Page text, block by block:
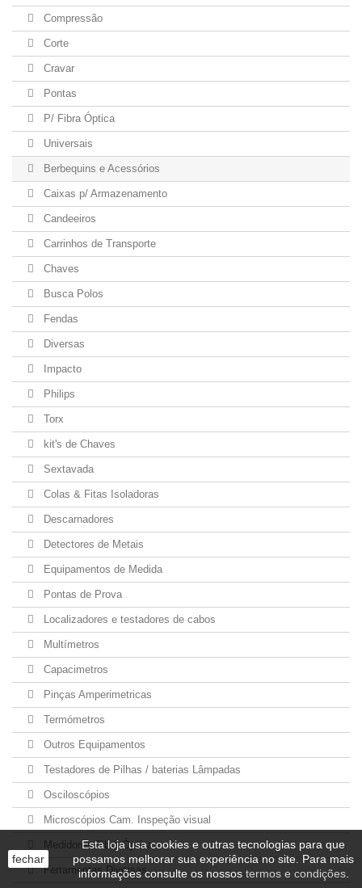
Compressão
Corte
Cravar
Pontas
P/ Fibra Óptica
Universais
Berbequins e Acessórios
Caixas p/ Armazenamento
Candeeiros
Carrinhos de Transporte
Chaves
Busca Polos
Fendas
Diversas
Impacto
Philips
Torx
kit's de Chaves
Sextavada
Colas & Fitas Isoladoras
Descarnadores
Detectores de Metais
Equipamentos de Medida
Pontas de Prova
Localizadores e testadores de cabos
Multímetros
Capacimetros
Pinças Amperimetricas
Termómetros
Outros Equipamentos
Testadores de Pilhas / baterias Lâmpadas
Osciloscópios
Microscópios Cam. Inspeção visual
Medidores Fibra Óptica
Ferramentas Diversas
fechar
Esta loja usa cookies e outras tecnologias para que
possamos melhorar sua experiência no site. Para mais
informações consulte os nossos termos e condições.